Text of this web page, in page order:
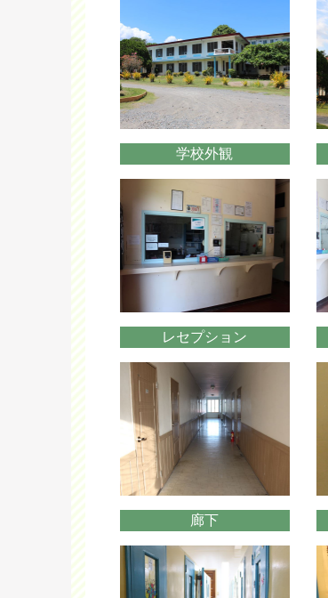
学校外観
レセプション
廊下